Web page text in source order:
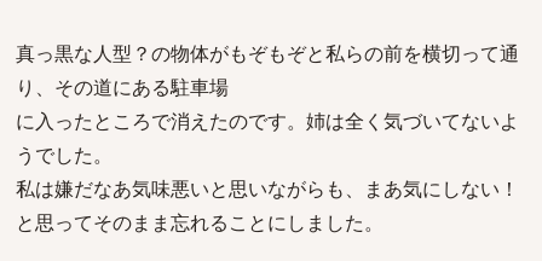
真っ黒な人型？の物体がもぞもぞと私らの前を横切って通
り、その道にある駐車場
に入ったところで消えたのです。姉は全く気づいてないよ
うでした。
私は嫌だなあ気味悪いと思いながらも、まあ気にしない！
と思ってそのまま忘れることにしました。